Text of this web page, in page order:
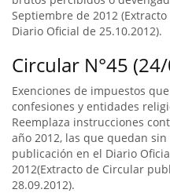
Septiembre de 2012
Diario Oficial de 25.10.2012).
Circular N°45
Exenciones de impuestos
confesiones y entidades
Reemplaza instrucciones
año 2012, las que quedan
publicación en el Diario
2012(Extracto de Circular
28.09.2012).